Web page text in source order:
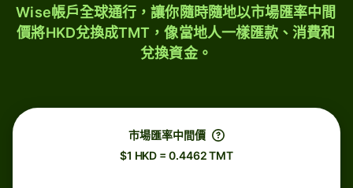
Wise帳戶全球通行，讓你隨時隨地以市場匯率中間
價將HKD兌換成TMT，像當地人一樣匯款、消費和
兌換資金。
市場匯率中間價
$1 HKD = 0.4462 TMT